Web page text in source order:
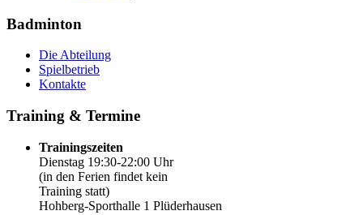
Badminton
Die Abteilung
Spielbetrieb
Kontakte
Training & Termine
Trainingszeiten
Dienstag 19:30-22:00 Uhr
(in den Ferien findet kein
Training statt)
Hohberg-Sporthalle 1 Plüderhausen